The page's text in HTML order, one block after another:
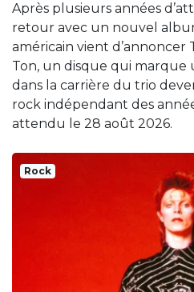
Après plusieurs années
retour avec un nouvel
américain vient d’annoncer
Ton, un disque qui marque
dans la carrière du trio
rock indépendant des
attendu le 28 août 2026.
Rock